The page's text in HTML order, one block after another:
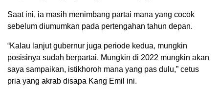
Saat ini, ia masih menimbang partai mana yang cocok
sebelum diumumkan pada pertengahan tahun depan.
“Kalau lanjut gubernur juga periode kedua, mungkin
posisinya sudah berpartai. Mungkin di 2022 mungkin akan
saya sampaikan, istikhoroh mana yang pas dulu,” cetus
pria yang akrab disapa Kang Emil ini.